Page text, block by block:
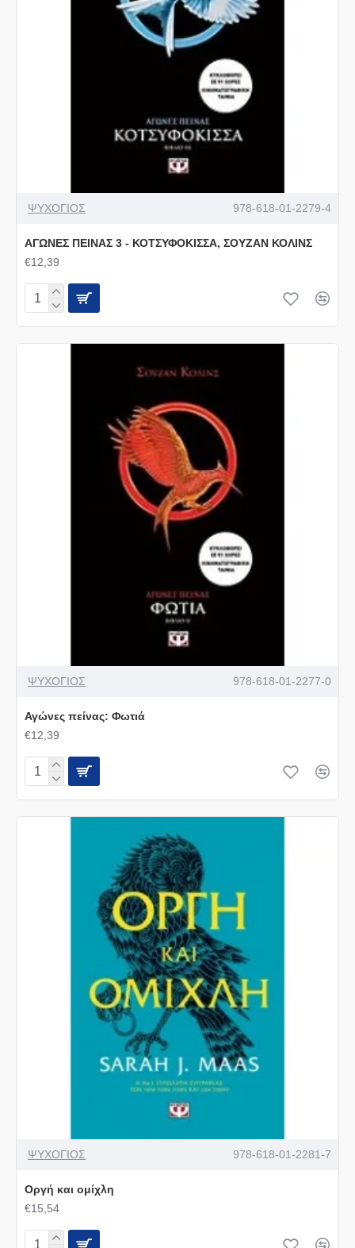
ΨΥΧΟΓΙΟΣ 978-618-01-2279-4
ΑΓΩΝΕΣ ΠΕΙΝΑΣ 3 - ΚΟΤΣΥΦΟΚΙΣΣΑ, ΣΟΥΖΑΝ ΚΟΛΙΝΣ
€12,39
ΨΥΧΟΓΙΟΣ 978-618-01-2277-0
Αγώνες πείνας: Φωτιά
€12,39
ΨΥΧΟΓΙΟΣ 978-618-01-2281-7
Οργή και ομίχλη
€15,54